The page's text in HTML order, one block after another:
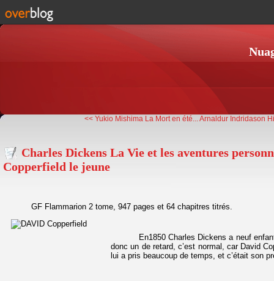
<< Yukio Mishima La Mort en été...Arnaldur Indridason
Charles Dickens La Vie et les aventures
Copperfield le jeune
GF Flammarion 2 tome, 947 pages et 64 chapitres titrés.
En1850 Charles Dickens a neuf
donc un de retard, c’est normal, car David
lui a pris beaucoup de temps, et c’était son